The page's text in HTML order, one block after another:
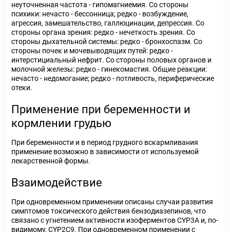
неуточненная частота - гипомагниемия. Со стороны
психики: нечасто - бессонница; редко - возбуждение,
агрессия, замешательство, галлюцинации, депрессия. Со
стороны органа зрения: редко - нечеткость зрения. Со
стороны дыхательной системы: редко - бронхоспазм. Со
стороны почек и мочевыводящих путей: редко -
интерстициальный нефрит. Со стороны половых органов и
молочной железы: редко - гинекомастия. Общие реакции:
нечасто - недомогание; редко - потливость, периферические
отеки.
Применение при беременности и
кормлении грудью
При беременности и в период грудного вскармливания
применение возможно в зависимости от используемой
лекарственной формы.
Взаимодействие
При одновременном применении описаны случаи развития
симптомов токсического действия бензодиазепинов, что
связано с угнетением активности изоферментов CYP3A и, по-
видимому, CYP2C9. При одновременном применении с